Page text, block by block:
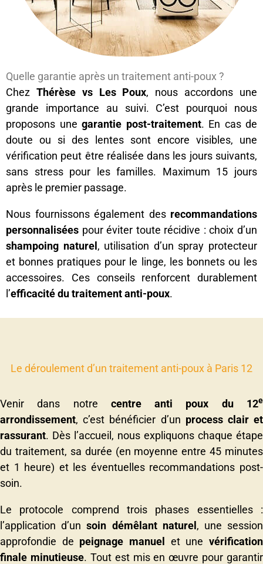
Quelle garantie après un traitement anti-poux ?
Chez Thérèse vs Les Poux, nous accordons une
grande importance au suivi. C’est pourquoi nous
proposons une garantie post-traitement. En cas de
doute ou si des lentes sont encore visibles, une
vérification peut être réalisée dans les jours suivants,
sans stress pour les familles. Maximum 15 jours
après le premier passage.
Nous fournissons également des recommandations
personnalisées pour éviter toute récidive : choix d’un
shampoing naturel , utilisation d’un spray protecteur
et bonnes pratiques pour le linge, les bonnets ou les
accessoires. Ces conseils renforcent durablement
l’efficacité du traitement anti-poux.
Le déroulement d’un traitement anti-poux à Paris 12
Venir dans notre centre anti poux du 12e
arrondissement, c’est bénéficier d’un process clair et
rassurant. Dès l’accueil, nous expliquons chaque étape
du traitement, sa durée (en moyenne entre 45 minutes
et 1 heure) et les éventuelles recommandations post-
soin.
Le protocole comprend trois phases essentielles :
l’application d’unsoin démêlant naturel, une session
approfondie de peignage manuel et unevérification
finale minutieuse. Tout est mis en œuvre pour garantir